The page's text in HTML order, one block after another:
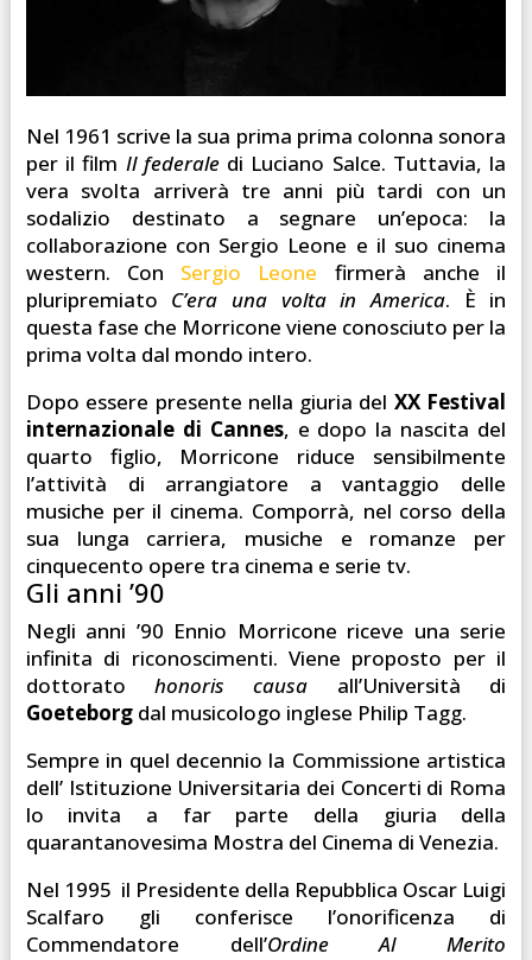
Nel 1961 scrive la sua prima prima colonna sonora
per il film Il federaledi Luciano Salce. Tuttavia, la
vera svolta arriverà tre anni più tardi con un
sodalizio destinato a segnare un’epoca: la
collaborazione con Sergio Leone e il suo cinema
western. Con Sergio Leone firmerà anche il
pluripremiato C’era una volta in America. È in
questa fase che Morricone viene conosciuto per la
prima volta dal mondo intero.
Dopo essere presente nella giuria del XX Festival
internazionale di Cannes, e dopo la nascita del
quarto figlio, Morricone riduce sensibilmente
l’attività di arrangiatore a vantaggio delle
musiche per il cinema. Comporrà, nel corso della
sua lunga carriera, musiche e romanze per
cinquecento opere tra cinema e serie tv.
Gli anni ’90
Negli anni ’90 Ennio Morricone riceve una serie
infinita di riconoscimenti. Viene proposto per il
dottoratohonoris causa all’Università di
Goeteborgdal musicologo inglese Philip Tagg.
Sempre in quel decennio la Commissione artistica
dell’ Istituzione Universitaria dei Concerti di Roma
lo invita a far parte della giuria della
quarantanovesima Mostra del Cinema di Venezia.
Nel 1995 il Presidente della Repubblica Oscar Luigi
Scalfaro gli conferisce l’onorificenza di
Commendatore dell’Ordine Al Merito